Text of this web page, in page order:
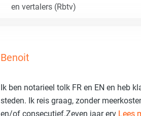
en vertalers (Rbtv)
Benoit
Ik ben notarieel tolk FR en EN en heb
steden. Ik reis graag, zonder
en/of consecutief.Zeven jaar erv Lees